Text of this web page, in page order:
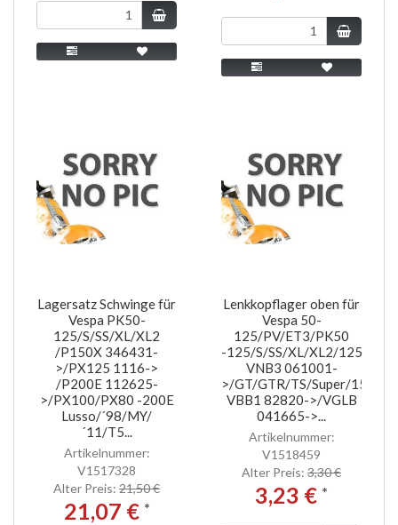
Lagersatz Schwinge für
Vespa PK50-
125/S/SS/XL/XL2
/P150X 346431-
>/PX125 1116->
/P200E 112625-
>/PX100/PX80 -200E
Lusso/´98/MY/
´11/T5...
Artikelnummer:
V1517328
Alter Preis: 21,50 €
21,07 € *
Lenkkopflager oben für
Vespa 50-
125/PV/ET3/PK50
-125/S/SS/XL/XL2/125
VNB3 061001-
>/GT/GTR/TS/Super/150
VBB1 82820->/VGLB
041665->...
Artikelnummer:
V1518459
Alter Preis: 3,30 €
3,23 € *